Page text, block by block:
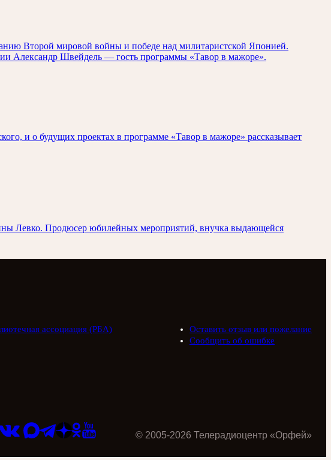
Второй мировой войны и победе над милитаристской Японией.
Александр Швейдель — гость программы «Тавор в мажоре».
и о будущих проектах в программе «Тавор в мажоре» рассказывает
Левко. Продюсер юбилейных мероприятий, внучка выдающейся
ассоциация (РБА)
Оставить отзыв или пожелание
Сообщить об ошибке
© 2005-2026 Телерадиоцентр «Орфей»